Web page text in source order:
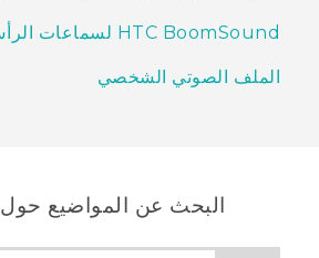
HTC BoomSound لسماعات الرأس
الملف الصوتي الشخصي
البحث عن المواضيع حول HTC 10